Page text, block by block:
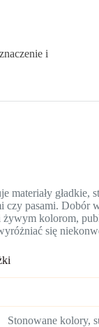
i
gładkie,
pasami. Dobór
kolorom,
się
Stonowane kolory,